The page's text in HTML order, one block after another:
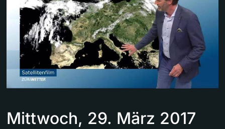
Mittwoch, 29. März 2017